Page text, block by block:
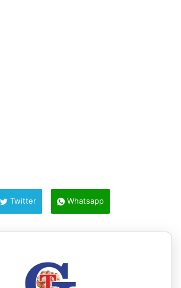
Twitter Whatsapp